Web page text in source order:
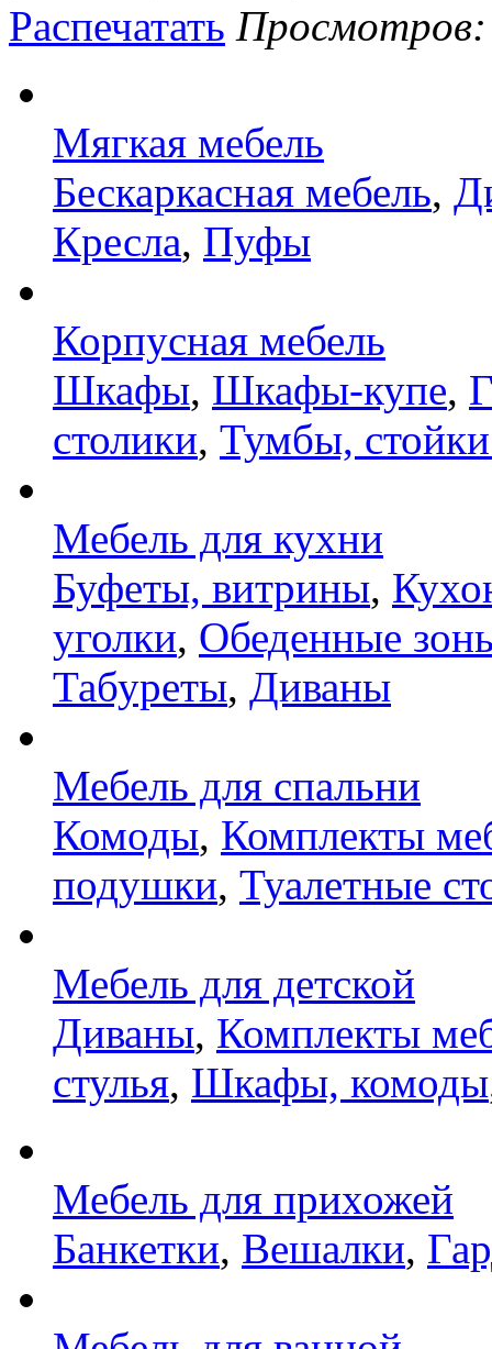
Распечатать Просмотров:
Мягкая мебель
Бескаркасная мебель,
Кресла, Пуфы
Корпусная мебель
Шкафы, Шкафы-купе,
столики, Тумбы,
Мебель для кухни
Буфеты, витрины,
уголки, Обеденные
Табуреты, Диваны
Мебель для спальни
Комоды, Комплекты
подушки, Туалетные
Мебель для детской
Диваны, Комплекты
стулья, Шкафы, комоды
Мебель для прихожей
Банкетки, Вешалки,